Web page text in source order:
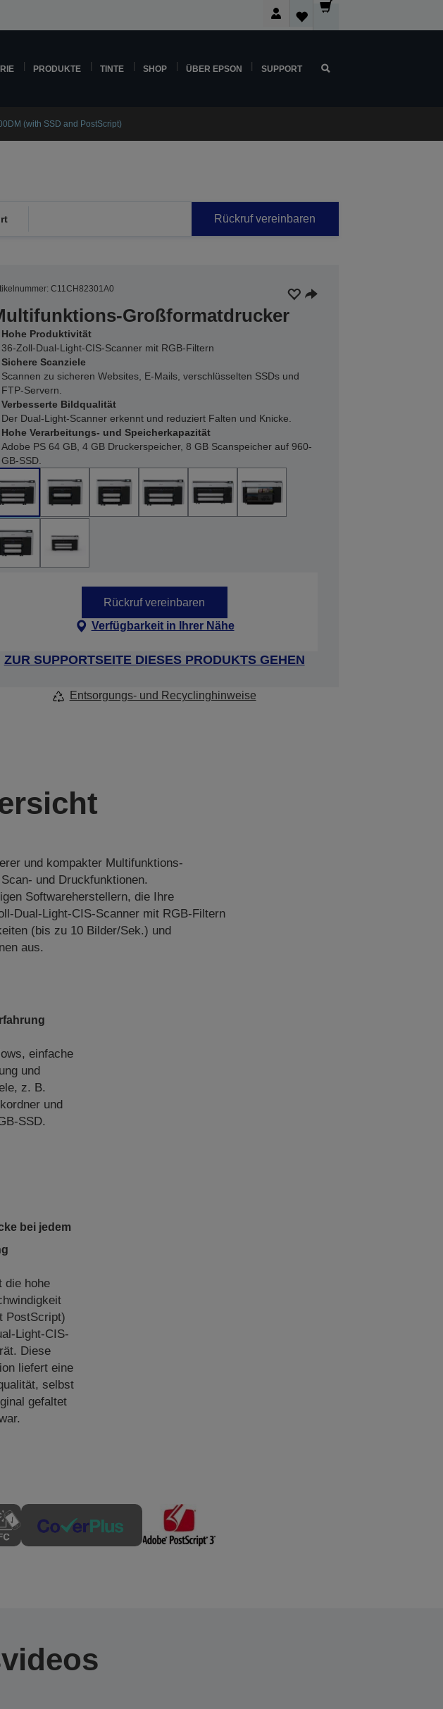
PRODUKTE TINTE SHOP ÜBER EPSON SUPPORT
(with SSD and PostScript)
Rückruf vereinbaren
C11CH82301A0
Großformatdrucker
Hohe Produktivität
36-Zoll-Dual-Light-CIS-Scanner mit RGB-Filtern
Sichere Scanziele
Scannen zu sicheren Websites, E-Mails, verschlüsselten SSDs und
FTP-Servern.
Verbesserte Bildqualität
Der Dual-Light-Scanner erkennt und reduziert Falten und Knicke.
Hohe Verarbeitungs- und Speicherkapazität
Adobe PS 64 GB, 4 GB Druckerspeicher, 8 GB Scanspeicher auf 960-
GB-SSD.
Rückruf vereinbaren
Verfügbarkeit in Ihrer Nähe
ZUR SUPPORTSEITE DIESES PRODUKTS GEHEN
Entsorgungs- und Recyclinghinweise
und kompakter Multifunktions-
und Druckfunktionen.
Softwareherstellern, die Ihre
Dual-Light-CIS-Scanner mit RGB-Filtern
(bis zu 10 Bilder/Sek.) und
aus.
einfache
und
z. B.
und
SSD.
bei jedem
die hohe
PostScript)
Light-CIS-
Diese
liefert eine
selbst
gefaltet